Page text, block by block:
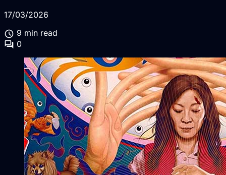
17/03/2026
schedule 9 min read
forum 0